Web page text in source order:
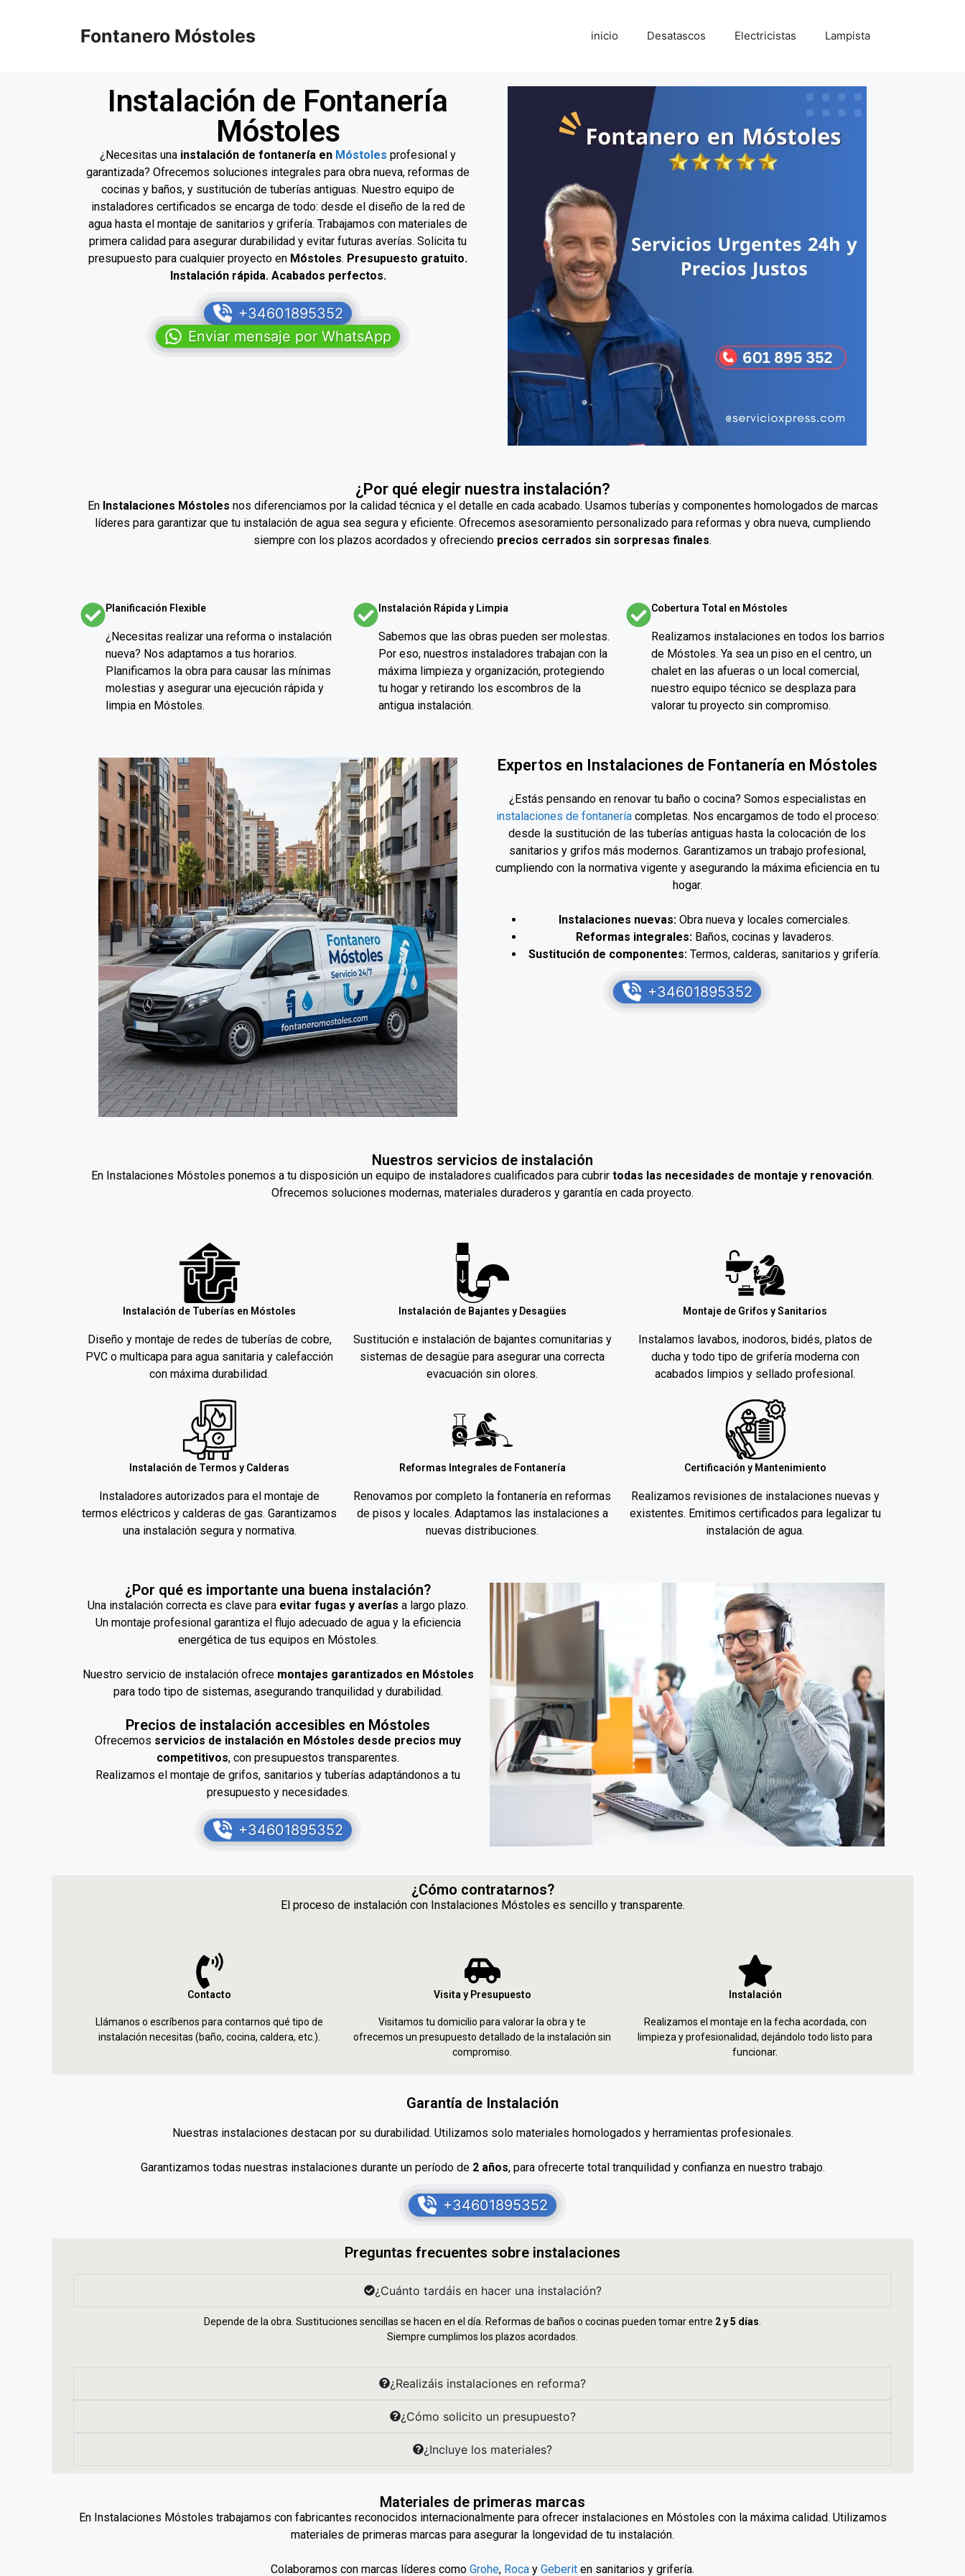
Fontanero Móstoles inicio Desatascos Electricistas Lampista
Instalación de Fontanería
Móstoles
¿Necesitas una instalación de fontanería en Móstoles profesional y
garantizada? Ofrecemos soluciones integrales para obra nueva, reformas de
cocinas y baños, y sustitución de tuberías antiguas. Nuestro equipo de
instaladores certificados se encarga de todo: desde el diseño de la red de
agua hasta el montaje de sanitarios y grifería. Trabajamos con materiales de
primera calidad para asegurar durabilidad y evitar futuras averías. Solicita tu
presupuesto para cualquier proyecto en Móstoles. Presupuesto gratuito.
Instalación rápida. Acabados perfectos.
+34601895352
Enviar mensaje por WhatsApp
¿Por qué elegir nuestra instalación?
En Instalaciones Móstoles nos diferenciamos por la calidad técnica y el detalle en cada acabado. Usamos tuberías y componentes homologados de marcas
líderes para garantizar que tu instalación de agua sea segura y eficiente. Ofrecemos asesoramiento personalizado para reformas y obra nueva, cumpliendo
siempre con los plazos acordados y ofreciendo precios cerrados sin sorpresas finales.
Planificación Flexible
¿Necesitas realizar una reforma o instalación
nueva? Nos adaptamos a tus horarios.
Planificamos la obra para causar las mínimas
molestias y asegurar una ejecución rápida y
limpia en Móstoles.
Instalación Rápida y Limpia
Sabemos que las obras pueden ser molestas.
Por eso, nuestros instaladores trabajan con la
máxima limpieza y organización, protegiendo
tu hogar y retirando los escombros de la
antigua instalación.
Cobertura Total en Móstoles
Realizamos instalaciones en todos los barrios
de Móstoles. Ya sea un piso en el centro, un
chalet en las afueras o un local comercial,
nuestro equipo técnico se desplaza para
valorar tu proyecto sin compromiso.
Expertos en Instalaciones de Fontanería en Móstoles
¿Estás pensando en renovar tu baño o cocina? Somos especialistas en
instalaciones de fontaneríacompletas. Nos encargamos de todo el proceso:
desde la sustitución de las tuberías antiguas hasta la colocación de los
sanitarios y grifos más modernos. Garantizamos un trabajo profesional,
cumpliendo con la normativa vigente y asegurando la máxima eficiencia en tu
hogar.
Instalaciones nuevas: Obra nueva y locales comerciales.
Reformas integrales:Baños, cocinas y lavaderos.
Sustitución de componentes: Termos, calderas, sanitarios y grifería.
+34601895352
Nuestros servicios de instalación
En Instalaciones Móstoles ponemos a tu disposición un equipo de instaladores cualificados para cubrir todas las necesidades de montaje y renovación.
Ofrecemos soluciones modernas, materiales duraderos y garantía en cada proyecto.
Instalación de Tuberías en Móstoles
Diseño y montaje de redes de tuberías de cobre,
PVC o multicapa para agua sanitaria y calefacción
con máxima durabilidad.
Instalación de Bajantes y Desagües
Sustitución e instalación de bajantes comunitarias y
sistemas de desagüe para asegurar una correcta
evacuación sin olores.
Montaje de Grifos y Sanitarios
Instalamos lavabos, inodoros, bidés, platos de
ducha y todo tipo de grifería moderna con
acabados limpios y sellado profesional.
Instalación de Termos y Calderas
Instaladores autorizados para el montaje de
termos eléctricos y calderas de gas. Garantizamos
una instalación segura y normativa.
Reformas Integrales de Fontanería
Renovamos por completo la fontanería en reformas
de pisos y locales. Adaptamos las instalaciones a
nuevas distribuciones.
Certificación y Mantenimiento
Realizamos revisiones de instalaciones nuevas y
existentes. Emitimos certificados para legalizar tu
instalación de agua.
¿Por qué es importante una buena instalación?
Una instalación correcta es clave para evitar fugas y averías a largo plazo.
Un montaje profesional garantiza el flujo adecuado de agua y la eficiencia
energética de tus equipos en Móstoles.
Nuestro servicio de instalación ofrece montajes garantizados en Móstoles
para todo tipo de sistemas, asegurando tranquilidad y durabilidad.
Precios de instalación accesibles en Móstoles
Ofrecemos servicios de instalación en Móstoles desde precios muy
competitivos, con presupuestos transparentes.
Realizamos el montaje de grifos, sanitarios y tuberías adaptándonos a tu
presupuesto y necesidades.
+34601895352
¿Cómo contratarnos?
El proceso de instalación con Instalaciones Móstoles es sencillo y transparente.
Contacto
Llámanos o escríbenos para contarnos qué tipo de
instalación necesitas (baño, cocina, caldera, etc.).
Visita y Presupuesto
Visitamos tu domicilio para valorar la obra y te
ofrecemos un presupuesto detallado de la instalación sin
compromiso.
Instalación
Realizamos el montaje en la fecha acordada, con
limpieza y profesionalidad, dejándolo todo listo para
funcionar.
Garantía de Instalación
Nuestras instalaciones destacan por su durabilidad. Utilizamos solo materiales homologados y herramientas profesionales.
Garantizamos todas nuestras instalaciones durante un período de 2 años, para ofrecerte total tranquilidad y confianza en nuestro trabajo.
+34601895352
Preguntas frecuentes sobre instalaciones
¿Cuánto tardáis en hacer una instalación?
Depende de la obra. Sustituciones sencillas se hacen en el día. Reformas de baños o cocinas pueden tomar entre 2 y 5 días
Siempre cumplimos los plazos acordados.
¿Realizáis instalaciones en reforma?
¿Cómo solicito un presupuesto?
¿Incluye los materiales?
Materiales de primeras marcas
En Instalaciones Móstoles trabajamos con fabricantes reconocidos internacionalmente para ofrecer instalaciones en Móstoles con la máxima calidad. Utilizamos
materiales de primeras marcas para asegurar la longevidad de tu instalación.
Colaboramos con marcas líderes como Grohe, Roca y Geberit en sanitarios y grifería.